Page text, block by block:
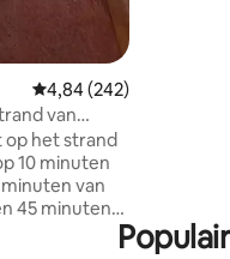
Gemiddelde
4,84 (242)
van
op het strand
10 minuten
van
45 minuten